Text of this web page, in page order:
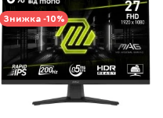
Знижка -10%